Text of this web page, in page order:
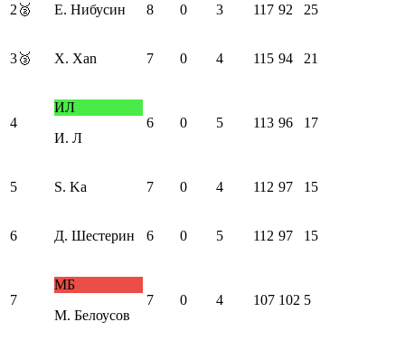
2 🥈 Е. Нибусин 8 0 3 117 92 25
3🥉 X. Xan 7 0 4 115 94 21
4
ИЛ
И. Л
6 0 5 113 96 17
5 S. Ka 7 0 4 112 97 15
6 Д. Шестерин 6 0 5 112 97 15
7
МБ
М. Белоусов
7 0 4 107 102 5